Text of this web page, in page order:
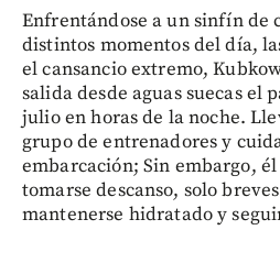
Enfrentándose a un sinfín de
distintos momentos del día,
el cansancio extremo,
salida desde aguas suecas el
julio en horas de la noche.
grupo de entrenadores y
embarcación; Sin embargo,
tomarse descanso, solo
mantenerse hidratado y